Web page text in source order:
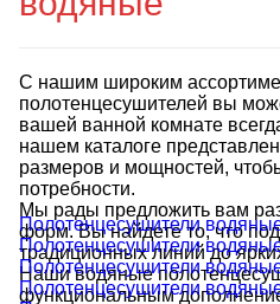
С нашим широким
полотенцесушителей вы
вашей ванной комнате
нашем каталоге
размеров и мощностей,
потребности.
Мы рады предложить вам
форм. Вы найдете то, что
традиционных линий до
Наши водяные
функциональным
Полотенцесушители
Полотенцесушители
Полотенцесушители
Полотенцесушители